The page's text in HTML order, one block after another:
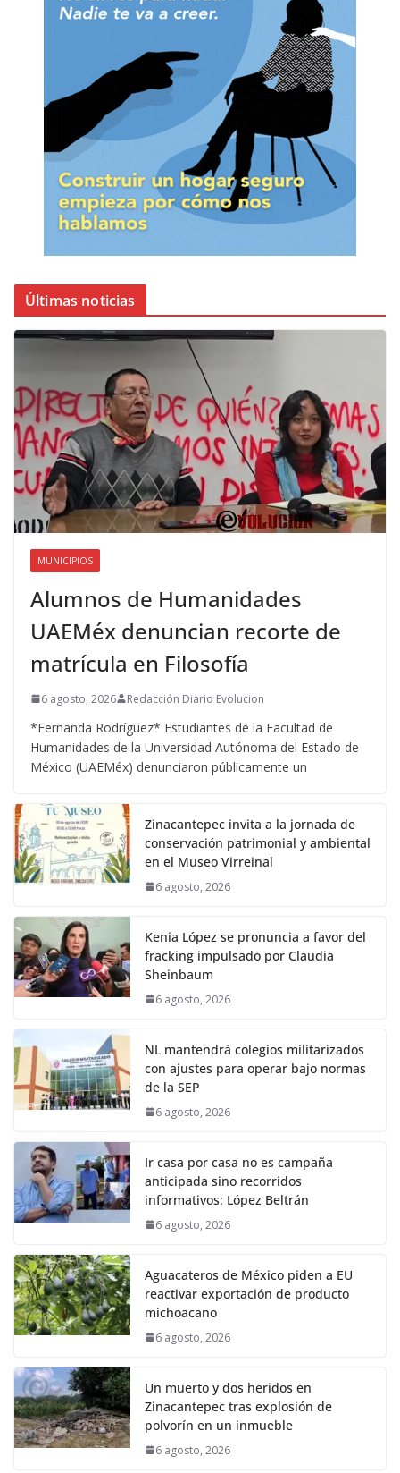
Últimas noticias
MUNICIPIOS
Alumnos de Humanidades
UAEMéx denuncian recorte de
matrícula en Filosofía
6 agosto, 2026 Redacción Diario Evolucion
*Fernanda Rodríguez* Estudiantes de la Facultad de
Humanidades de la Universidad Autónoma del Estado de
México (UAEMéx) denunciaron públicamente un
Zinacantepec invita a la jornada de
conservación patrimonial y ambiental
en el Museo Virreinal
6 agosto, 2026
Kenia López se pronuncia a favor del
fracking impulsado por Claudia
Sheinbaum
6 agosto, 2026
NL mantendrá colegios militarizados
con ajustes para operar bajo normas
de la SEP
6 agosto, 2026
Ir casa por casa no es campaña
anticipada sino recorridos
informativos: López Beltrán
6 agosto, 2026
Aguacateros de México piden a EU
reactivar exportación de producto
michoacano
6 agosto, 2026
Un muerto y dos heridos en
Zinacantepec tras explosión de
polvorín en un inmueble
6 agosto, 2026